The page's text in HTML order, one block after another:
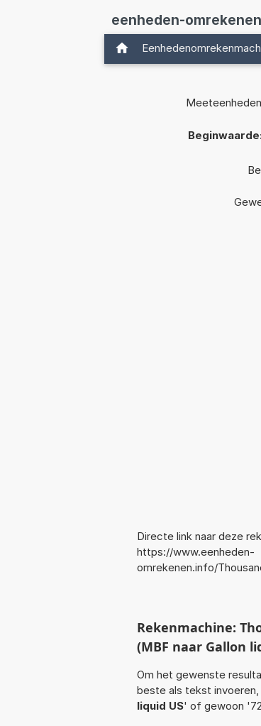
eenheden-omrekenen
Directe link naar deze
https://www.eenheden-
omrekenen.info/
Rekenmachine:
(MBF naar Gallon
Om het gewenste
beste als tekst
liquid US' of gewoon '72